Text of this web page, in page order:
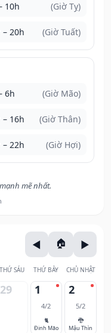
10h (Giờ Tỵ)
– 20h (Giờ Tuất)
6h (Giờ Mão)
– 16h (Giờ Thân)
– 22h (Giờ Hợi)
mẽ nhất.
THỨ SÁU THỨ BẢY CHỦ NHẬT
29 1
4/2
🐈
Đinh Mão
2
5/2
🐉
Mậu Thìn